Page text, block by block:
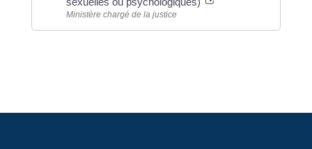
Ministère chargé de la justice